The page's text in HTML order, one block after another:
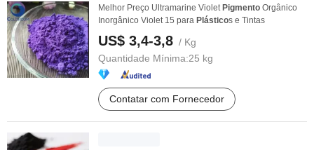
Melhor Preço Ultramarine Violet Pigmento Orgânico
Inorgânico Violet 15 para Plásticos e Tintas
US$ 3,4-3,8 / Kg
Quantidade Mínima:25 kg
Contatar com Fornecedor